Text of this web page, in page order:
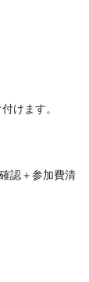
けます。
認＋参加費清